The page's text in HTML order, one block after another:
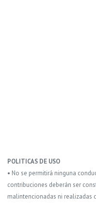
POLITICAS DE USO
• No se permitirá ninguna
contribuciones deberán ser
malintencionadas ni realizadas